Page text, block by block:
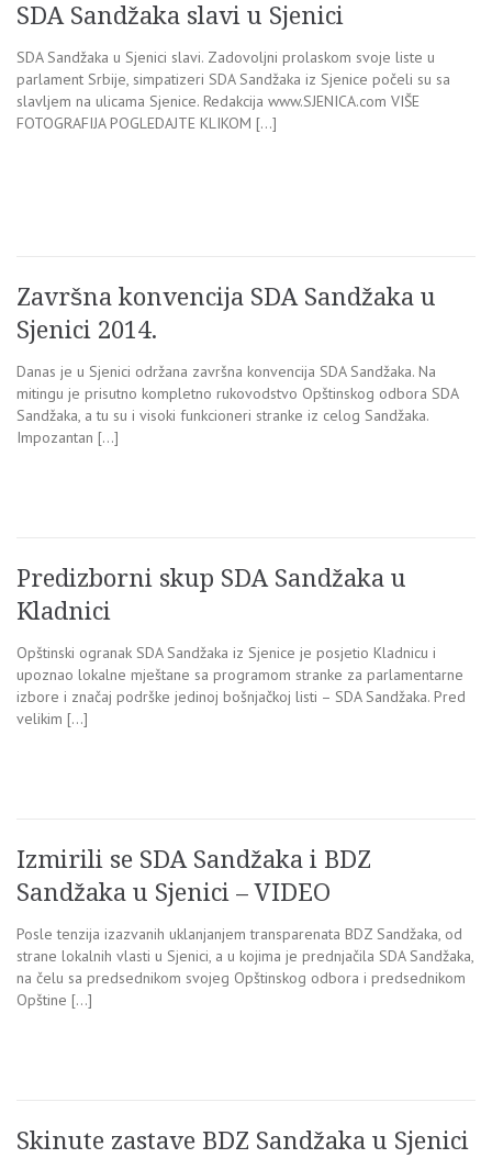
SDA Sandžaka slavi u Sjenici
SDA Sandžaka u Sjenici slavi. Zadovoljni prolaskom svoje liste u
parlament Srbije, simpatizeri SDA Sandžaka iz Sjenice počeli su sa
slavljem na ulicama Sjenice. Redakcija www.SJENICA.com VIŠE
FOTOGRAFIJA POGLEDAJTE KLIKOM […]
Završna konvencija SDA Sandžaka u
Sjenici 2014.
Danas je u Sjenici održana završna konvencija SDA Sandžaka. Na
mitingu je prisutno kompletno rukovodstvo Opštinskog odbora SDA
Sandžaka, a tu su i visoki funkcioneri stranke iz celog Sandžaka.
Impozantan […]
Predizborni skup SDA Sandžaka u
Kladnici
Opštinski ogranak SDA Sandžaka iz Sjenice je posjetio Kladnicu i
upoznao lokalne mještane sa programom stranke za parlamentarne
izbore i značaj podrške jedinoj bošnjačkoj listi – SDA Sandžaka. Pred
velikim […]
Izmirili se SDA Sandžaka i BDZ
Sandžaka u Sjenici – VIDEO
Posle tenzija izazvanih uklanjanjem transparenata BDZ Sandžaka, od
strane lokalnih vlasti u Sjenici, a u kojima je prednjačila SDA Sandžaka,
na čelu sa predsednikom svojeg Opštinskog odbora i predsednikom
Opštine […]
Skinute zastave BDZ Sandžaka u Sjenici